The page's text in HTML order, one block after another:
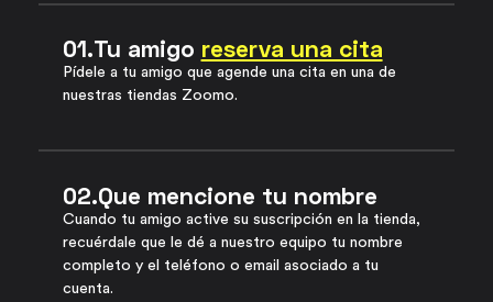
01.Tu amigo reserva una cita
Pídele a tu amigo que agende una cita en una de
nuestras tiendas Zoomo.
02.Que mencione tu nombre
Cuando tu amigo active su suscripción en la tienda,
recuérdale que le dé a nuestro equipo tu nombre
completo y el teléfono o email asociado a tu
cuenta.